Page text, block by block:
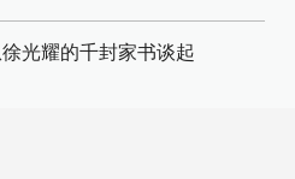
光耀的千封家书谈起